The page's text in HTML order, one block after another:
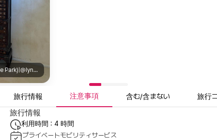
旅行情報 注意事項 含む/含まない 旅行
旅行情報
利用時間 : 4 時間
プライベートモビリティサービス